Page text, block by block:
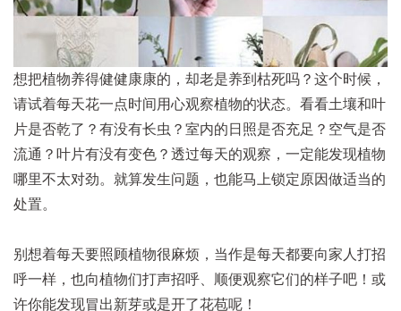
想把植物养得健健康康的，却老是养到枯死吗？这个时候，
请试着每天花一点时间用心观察植物的状态。看看土壤和叶
片是否乾了？有没有长虫？室内的日照是否充足？空气是否
流通？叶片有没有变色？透过每天的观察，一定能发现植物
哪里不太对劲。就算发生问题，也能马上锁定原因做适当的
处置。
别想着每天要照顾植物很麻烦，当作是每天都要向家人打招
呼一样，也向植物们打声招呼、顺便观察它们的样子吧！或
许你能发现冒出新芽或是开了花苞呢！